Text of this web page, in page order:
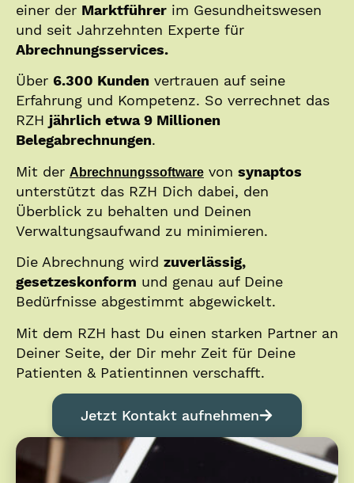
einer der Marktführer im Gesundheitswesen
und seit Jahrzehnten Experte für
Abrechnungsservices.
Über 6.300 Kunden vertrauen auf seine
Erfahrung und Kompetenz. So verrechnet das
RZH jährlich etwa 9 Millionen
Belegabrechnungen.
Mit der Abrechnungssoftware von synaptos
unterstützt das RZH Dich dabei, den
Überblick zu behalten und Deinen
Verwaltungsaufwand zu minimieren.
Die Abrechnung wird zuverlässig,
gesetzeskonform und genau auf Deine
Bedürfnisse abgestimmt abgewickelt.
Mit dem RZH hast Du einen starken Partner an
Deiner Seite, der Dir mehr Zeit für Deine
Patienten & Patientinnen verschafft.
Jetzt Kontakt aufnehmen